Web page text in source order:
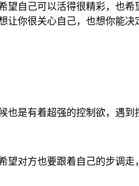
望自己可以活得很精彩，也
你很关心自己，也想你能
是有着超强的控制欲，遇
对方也要跟着自己的步调